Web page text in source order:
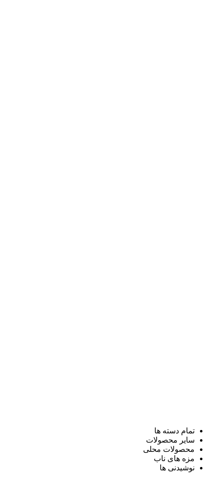
تمام دسته ها
سایر محصولات
محصولات محلی
مزه های ناب
نوشیدنی ها